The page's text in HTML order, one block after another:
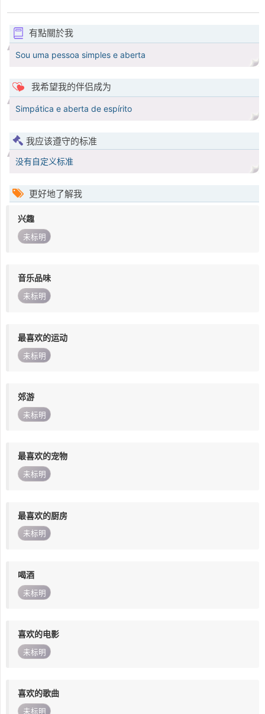
有點關於我
Sou uma pessoa simples e aberta
我希望我的伴侣成为
Simpática e aberta de espírito
我应该遵守的标准
没有自定义标准
更好地了解我
兴趣
未标明
音乐品味
未标明
最喜欢的运动
未标明
郊游
未标明
最喜欢的宠物
未标明
最喜欢的厨房
未标明
喝酒
未标明
喜欢的电影
未标明
喜欢的歌曲
未标明